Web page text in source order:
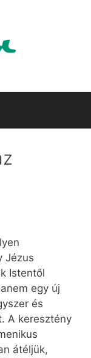
Jézus
Istentől
egy új
és
A keresztény
átéljük,